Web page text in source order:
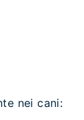
nei cani: